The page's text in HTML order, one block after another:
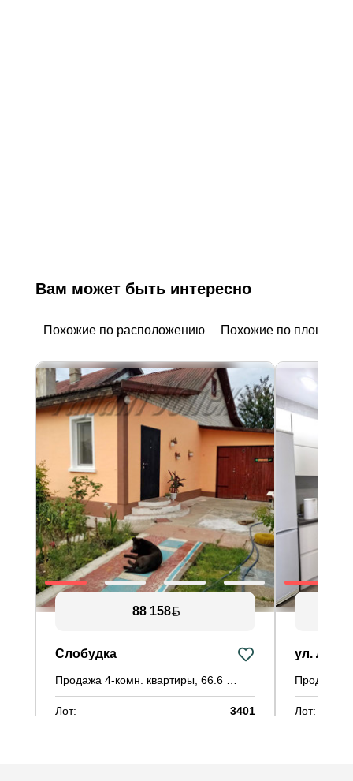
Вам может быть интересно
Похожие по расположению Похожие по площади
88 158
Слобудка
Продажа 4-комн. квартиры, 66.6 м²
Лот:
3401
ул.
Лот: